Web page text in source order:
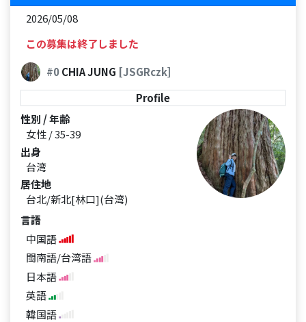
2026/05/08
この募集は終了しました
#0CHIA JUNG [JSGRczk]
Profile
性別 / 年齢
女性 / 35-39
出身
台湾
居住地
台北/新北[林口](台湾)
言語
中国語
閩南語/台湾語
日本語
英語
韓国語